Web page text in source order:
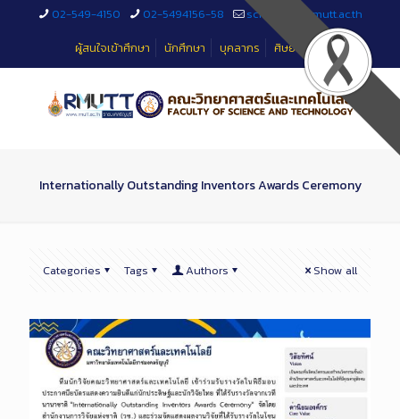
02-549-4150 02-5494156-58
sciteched@rmutt.ac.th
ผู้สนใจเข้าศึกษา
นักศึกษา บุคลากร ศิษย์เก่า
Internationally Outstanding Inventors Awards Ceremony
Categories Tags Authors Show all